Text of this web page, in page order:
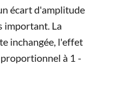
écart d'amplitude
important. La
inchangée, l'effet
à 1 -